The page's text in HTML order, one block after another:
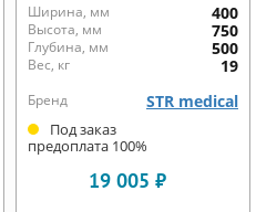
Ширина, мм 400
Высота, мм 750
Глубина, мм 500
Вес, кг 19
Бренд STR medical
Под заказ
предоплата 100%
19 005 ₽